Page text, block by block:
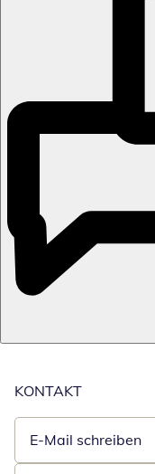
KONTAKT
E-Mail schreiben
Öffnet E-Mail-Client